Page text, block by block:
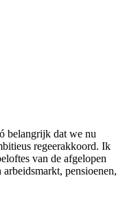
ó belangrijk dat we nu
regeerakkoord. Ik
van de afgelopen
pensioenen,